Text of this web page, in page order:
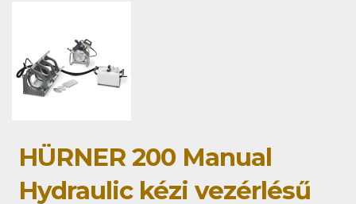
HÜRNER 200 Manual
Hydraulic kézi vezérlésű